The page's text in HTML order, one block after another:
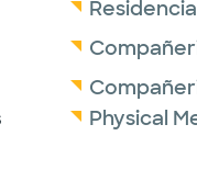
Physical